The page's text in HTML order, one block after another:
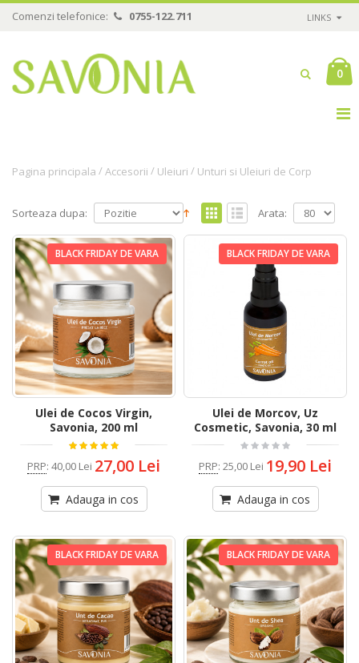
Comenzi telefonice: 0755-122.711 LINKS
0
Pagina principala /Accesorii / Uleiuri / Unturi si Uleiuri de Corp
Sorteaza dupa: Arata:
BLACK FRIDAY DE VARA
Ulei de Cocos Virgin,
Savonia, 200 ml
PRP: 40,00 Lei 27,00 Lei
Adauga in cos
BLACK FRIDAY DE VARA
Ulei de Morcov, Uz
Cosmetic, Savonia, 30 ml
PRP: 25,00 Lei 19,90 Lei
Adauga in cos
BLACK FRIDAY DE VARA BLACK FRIDAY DE VARA